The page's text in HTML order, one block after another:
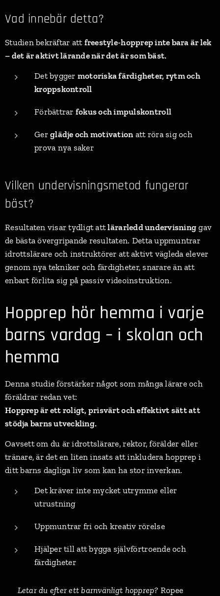
Vad innebär detta?
Studien bekräftar att freestyle-hopprep inte bara är lek
– det är aktivt lärande när det är som bäst.
Det bygger motoriska färdigheter, rytm och
kroppskontroll
Förbättrar fokus och impulskontroll
Gerglädje och motivation att röra sig och
prova nya saker
Vilken undervisningsmetod fungerar
bäst?
Resultaten visar tydligt attlärarledd undervisning gav
de bästa övergripande resultaten. Detta uppmuntrar
idrottslärare och instruktörer att aktivt vägleda elever
genom nya tekniker och färdigheter, snarare än att
enbart förlita sig på passiv videoinstruktion.
Hopprep hör hemma i varje
barns vardag – i skolan och
hemma
Denna studie förstärker något som många lärare och
föräldrar redan vet:
Hopprep är ett roligt, prisvärt och effektivt sätt att
stödja barns utveckling.
Oavsett om du är idrottslärare, rektor, förälder eller
tränare, är det en liten insats att inkludera hopprep i
ditt barns dagliga liv som kan ha stor inverkan.
Det kräver inte mycket utrymme eller
utrustning
Uppmuntrar fri och kreativ rörelse
Hjälper till att bygga självförtroende och
färdigheter
Letar du efter ett barnvänligt hopprep? Ropee